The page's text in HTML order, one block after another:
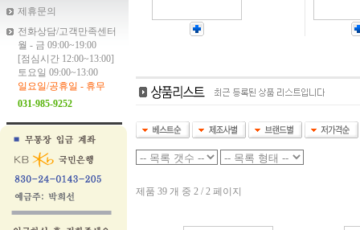
제휴문의
전화상담/고객만족센터
월 - 금 09:00~19:00
[점심시간 12:00~13:00]
토요일 09:00~13:00
일요일/공휴일 - 휴무
031-985-9252
제품 39 개 중 2 / 2 페이지